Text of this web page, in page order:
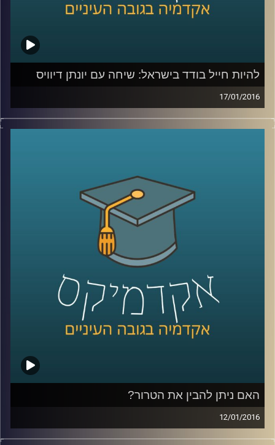
להיות חייל בודד בישראל: שיחה עם יונתן דיוויס
17/01/2016
יונתן דיוויס, סגן הנשיא לקשרי חוץ וראש ביה"ס
ההחלטה לשרת בצה"ל, החוויה כחייל וכסטודנט
בודד, רכישת השפה העברית, והקשר של סיפורו
האישי אל עבודתו בשנים האחרונות במרכז
AudioVersity
האם ניתן להבין את הטרור?
12/01/2016
הטרור מפחיד ומכעיס אותנו, עד כדי כך שאין